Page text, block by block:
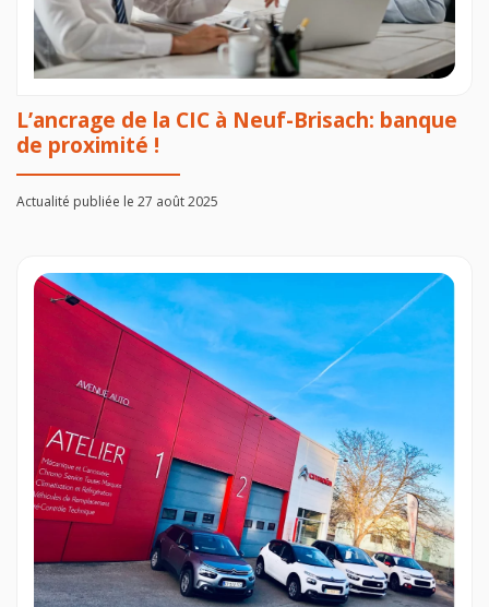
L’ancrage de la CIC à Neuf-Brisach: banque
de proximité !
Actualité publiée le 27 août 2025